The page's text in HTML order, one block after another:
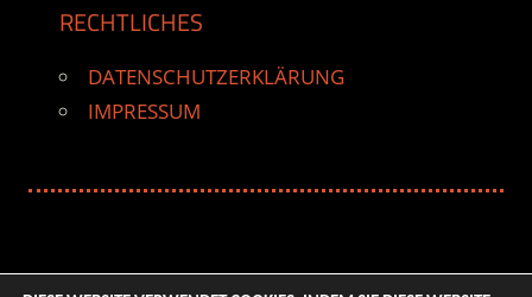
RECHTLICHES
DATENSCHUTZERKLÄRUNG
IMPRESSUM